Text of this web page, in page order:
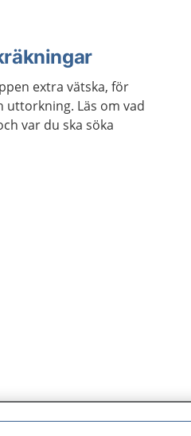
extra vätska, för
uttorkning. Läs om vad
var du ska söka